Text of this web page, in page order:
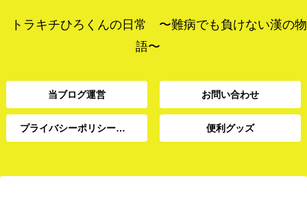
トラキチひろくんの日常 〜難病でも負けない漢の物
語〜
当ブログ運営 お問い合わせ
プライバシーポリシー、免責事項 便利グッズ